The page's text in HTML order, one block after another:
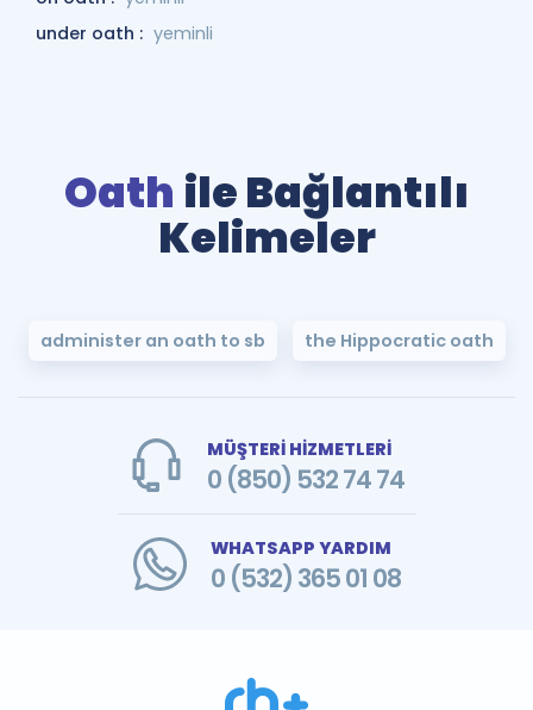
under oath : yeminli
Oath ile Bağlantılı
Kelimeler
administer an oath to sb the Hippocratic oath
MÜŞTERİ HİZMETLERİ
0 (850) 532 74 74
WHATSAPP YARDIM
0 (532) 365 01 08